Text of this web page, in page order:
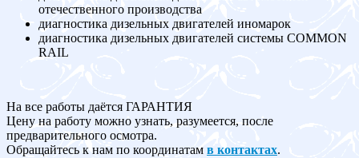
отечественного производства
диагностика дизельных двигателей иномарок
диагностика дизельных двигателей системы COMMON
RAIL
На все работы даётся ГАРАНТИЯ
Цену на работу можно узнать, разумеется, после
предварительного осмотра.
Обращайтесь к нам по координатам в контактах.